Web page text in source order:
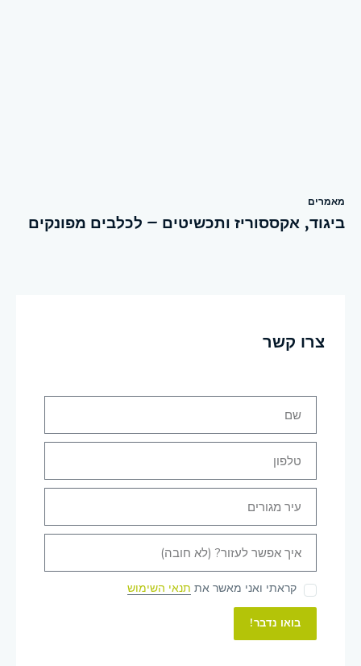
מאמרים
ביגוד, אקססוריז ותכשיטים – לכלבים מפונקים
צרו קשר
קראתי ואני מאשר את תנאי השימוש
בואו נדבר!